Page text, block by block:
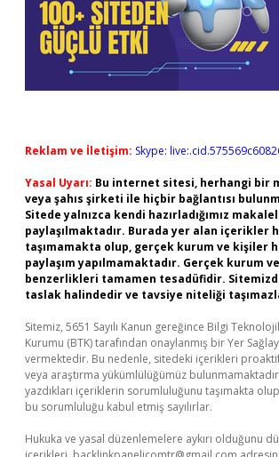
Reklam ve İletişim: Skype:
Yasal Uyarı: Bu internet sitesi, herhangi bir
veya şahıs şirketi ile hiçbir bağlantısı
Sitede yalnızca kendi hazırladığımız
paylaşılmaktadır. Burada yer alan içerikler
taşımamakta olup, gerçek kurum ve kişiler
paylaşım yapılmamaktadır. Gerçek kurum
benzerlikleri tamamen tesadüfidir.
taslak halindedir ve tavsiye niteliği
Sitemiz, 5651 Sayılı Kanun gereğince Bilgi
Kurumu (BTK) tarafından onaylanmış bir Yer
vermektedir. Bu nedenle, sitedeki içerikleri
veya araştırma yükümlülüğümüz
yazdıkları içeriklerin sorumluluğunu taşımakta
bu sorumluluğu kabul etmiş sayılırlar.
Hukuka ve yasal düzenlemelere aykırı olduğunu